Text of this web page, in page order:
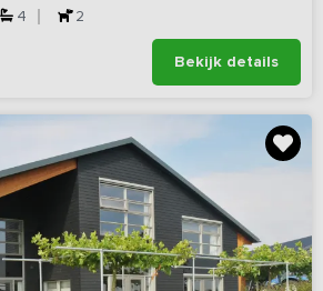
4 2
Bekijk details